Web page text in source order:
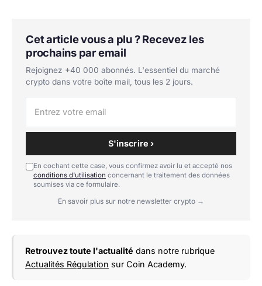
Cet article vous a plu ? Recevez les
prochains par email
Rejoignez +40 000 abonnés. L'essentiel du marché
crypto dans votre boîte mail, tous les 2 jours.
S'inscrire ›
En cochant cette case, vous confirmez avoir lu et accepté nos
conditions d'utilisation concernant le traitement des données
soumises via ce formulaire.
En savoir plus sur notre newsletter crypto →
Retrouvez toute l'actualité dans notre rubrique
Actualités Régulation sur Coin Academy.